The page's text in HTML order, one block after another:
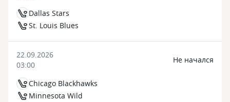
Dallas Stars
St. Louis Blues
22.09.2026
03:00
Chicago Blackhawks
Minnesota Wild
Не начался